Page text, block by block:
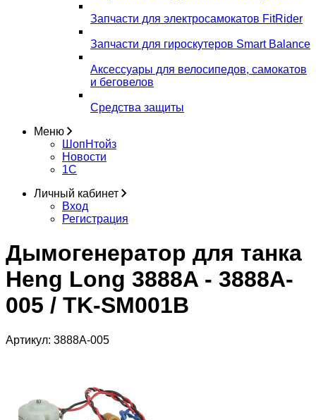
Запчасти для электросамокатов FitRider
Запчасти для гироскутеров Smart Balance
Аксессуары для велосипедов, самокатов
и беговелов
Средства защиты
Меню
ШопНтойз
Новости
1C
Личный кабинет
Вход
Регистрация
Дымогенератор для танка
Heng Long 3888A - 3888A-
005 / TK-SM001B
Артикул: 3888A-005